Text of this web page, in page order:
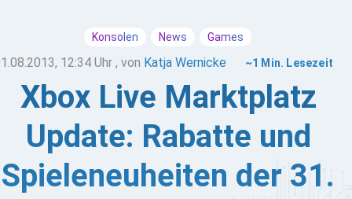
Konsolen News Games
12:34 Uhr , von Katja Wernicke ~1 Min. Lesezeit
Xbox Live Marktplatz
Update: Rabatte und
Spieleneuheiten der 31.